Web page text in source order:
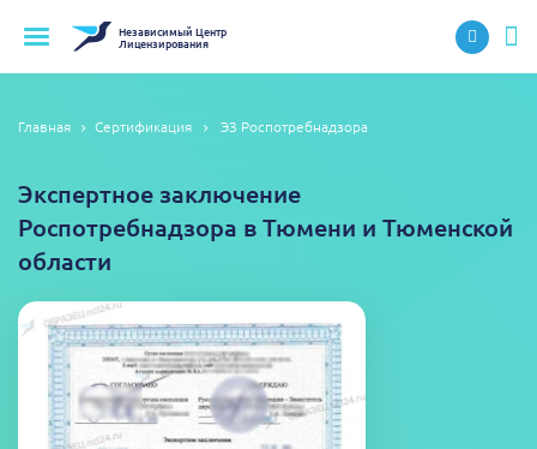
НезависимыйЦентр
Лицензирования
Главная Сертификация ЭЗ Роспотребнадзора
Экспертное заключение
Роспотребнадзора в Тюмени и Тюменской
области